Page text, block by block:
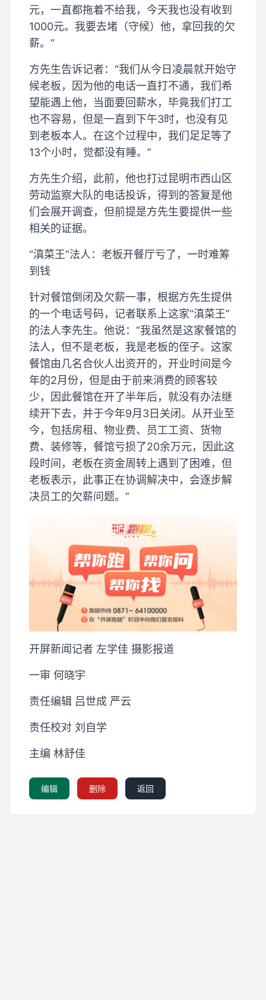
元，一直都拖着不给我，今天我也没有收到
1000元。我要去堵（守候）他，拿回我的欠
薪。”
方先生告诉记者：“我们从今日凌晨就开始守
候老板，因为他的电话一直打不通，我们希
望能遇上他，当面要回薪水，毕竟我们打工
也不容易，但是一直到下午3时，也没有见
到老板本人。在这个过程中，我们足足等了
13个小时，觉都没有睡。”
方先生介绍，此前，他也打过昆明市西山区
劳动监察大队的电话投诉，得到的答复是他
们会展开调查，但前提是方先生要提供一些
相关的证据。
“滇菜王”法人：老板开餐厅亏了，一时难筹
到钱
针对餐馆倒闭及欠薪一事，根据方先生提供
的一个电话号码，记者联系上这家“滇菜王”
的法人李先生。他说：“我虽然是这家餐馆的
法人，但不是老板，我是老板的侄子。这家
餐馆由几名合伙人出资开的，开业时间是今
年的2月份，但是由于前来消费的顾客较
少，因此餐馆在开了半年后，就没有办法继
续开下去，并于今年9月3日关闭。从开业至
今，包括房租、物业费、员工工资、货物
费、装修等，餐馆亏损了20余万元，因此这
段时间，老板在资金周转上遇到了困难，但
老板表示，此事正在协调解决中，会逐步解
决员工的欠薪问题。”
开屏新闻记者 左学佳 摄影报道
一审 何晓宇
责任编辑 吕世成 严云
责任校对 刘自学
主编 林舒佳
编辑 删除 返回